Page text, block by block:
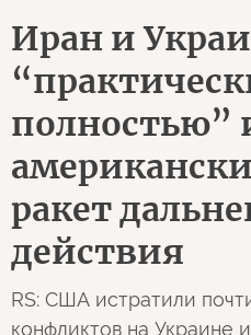
Иран и
полностью”
ракет
действия
RS: США истратили
конфликтов на Украине